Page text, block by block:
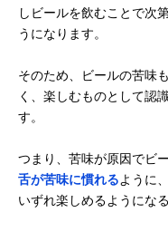
しビールを飲むことで次
うになります。
そのため、ビールの苦味
く、楽しむものとして認
す。
つまり、苦味が原因でビ
舌が苦味に慣れるように
いずれ楽しめるようにな